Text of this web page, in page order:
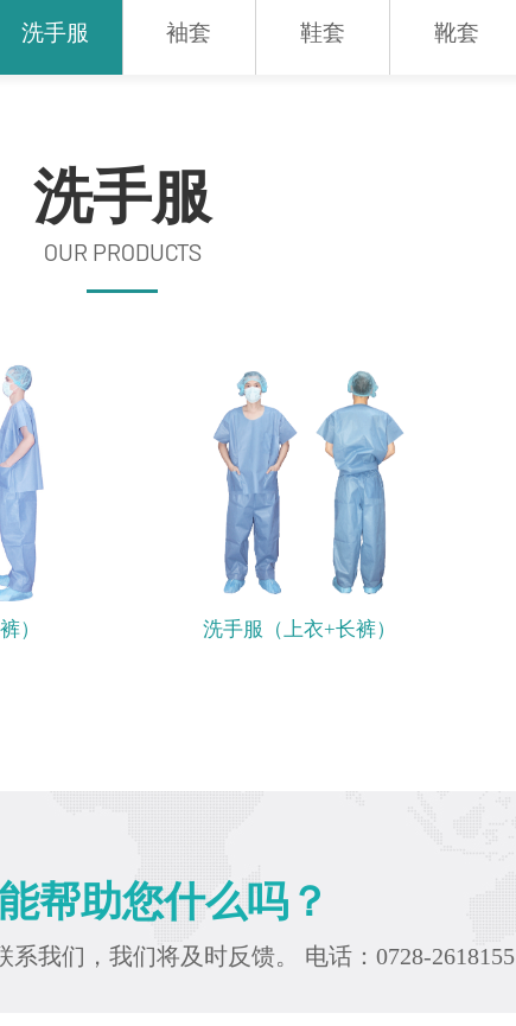
洗手服 袖套 鞋套 靴套
洗手服
OUR PRODUCTS
） 洗手服（上衣+长裤）
帮助您什么吗？
我们，我们将及时反馈。 电话：0728-2618155